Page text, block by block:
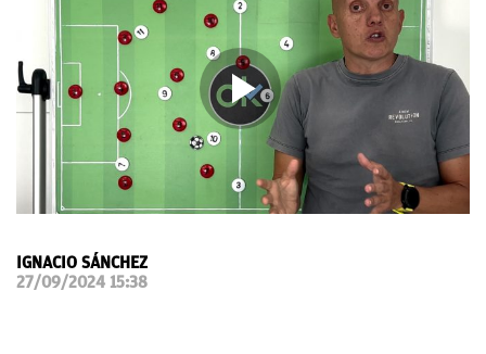
FEMENINO
PAPARAZZI
OKDIARIO
IGNACIO SÁNCHEZ
27/09/2024 15:38